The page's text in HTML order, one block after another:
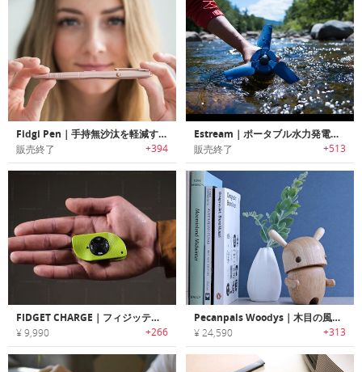
Fidgi Pen｜手持無沙汰を軽減するフィジット機能付きペン「フィジペン」
販売終了 +394
Estream｜ポータブル水力発電チャージャー「イーストリーム」
販売終了 +513
FIDGET CHARGE｜フィジッティングが楽しめるポータブルユニバーサルケーブル「フィジェットチャージ」
¥ 9,990 +266
Pecanpals Woodys｜木目の風合いが美しいラグジュアリーデザイナーウッドトイ「ペカンパルウッディーズ」
¥ 24,590 +313